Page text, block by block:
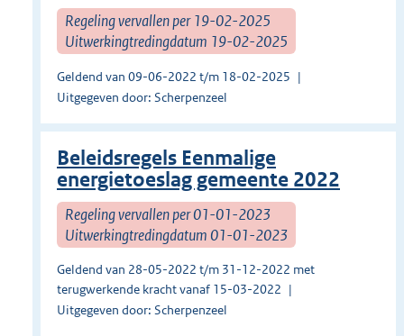
Regeling vervallen per 19-02-2025
Uitwerkingtredingdatum 19-02-2025
Geldend van 09-06-2022 t/m 18-02-2025
Uitgegeven door: Scherpenzeel
Beleidsregels Eenmalige
energietoeslag gemeente 2022
Regeling vervallen per 01-01-2023
Uitwerkingtredingdatum 01-01-2023
Geldend van 28-05-2022 t/m 31-12-2022 met
terugwerkende kracht vanaf 15-03-2022
Uitgegeven door: Scherpenzeel